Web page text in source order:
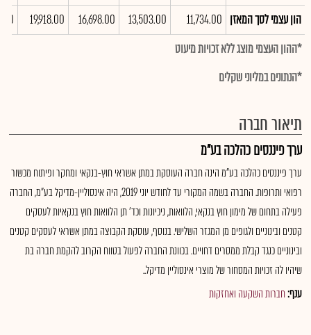
הון עצמי לסך המאזן 11,734.00
13,503.00
16,698.00
19,918.00
*ההון העצמי מוצג ללא זכויות מיעוט
*הנתונים במליוני שקלים
תיאור חברה
ערך פיננסים כהלכה בע"מ
ערך פיננסים כהלכה בע"מ הינה חברה העוסקת במתן אשראי חוץ-בנקאי ומחקר ופיתוח מכשור
רפואי ותרופות. החברה בשמה המקורי עד לחודש יוני 2019, היה אינסוליין-מדיקל בע"מ, החברה
פעילה בתחום של מימון חוץ בנקאי, הלוואות, ניכיונות וכד' תן הלוואות חוץ בנקאיות לעסקים
קטנים ובינוניים ולגופים מן המגזר השלישי. בנוסף, עוסקת הקבוצה במתן אשראי לעסקים קטנים
ובינוניים כנגד קבלת ממסרים דחויים. בכוונת החברה לפעול בטווח הקרוב להקמת חברה בת
שיהיו לה זכויות המסחור של מוצרי אינסוליין מדיקל..
ענף:חברות השקעה ואחזקות